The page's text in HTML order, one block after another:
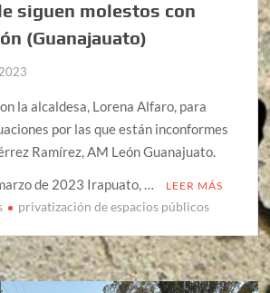
siguen molestos con
(Guanajauato)
la alcaldesa, Lorena Alfaro, para
por las que están inconformes
Ramírez, AM León Guanajuato.
de 2023 Irapuato, …
LEER MÁS
privatización de espacios públicos